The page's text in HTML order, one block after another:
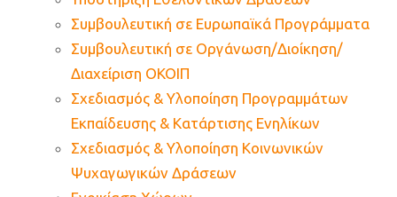
Συμβουλευτική σε Ευρωπαϊκά Προγράμματα
Συμβουλευτική σε Οργάνωση/Διοίκηση/
Διαχείριση ΟΚΟΙΠ
Σχεδιασμός & Υλοποίηση Προγραμμάτων
Εκπαίδευσης & Κατάρτισης Ενηλίκων
Σχεδιασμός & Υλοποίηση Κοινωνικών
Ψυχαγωγικών Δράσεων